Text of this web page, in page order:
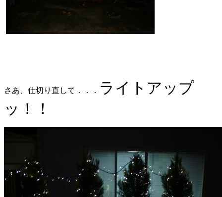
さあ、仕切り直して．．． ライトアップ
ッ！！